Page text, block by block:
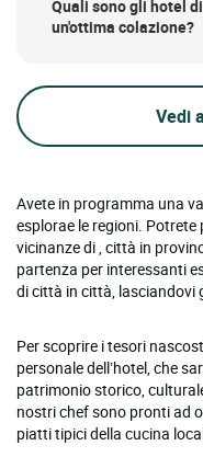
Quali sono gli hotel
un'ottima colazione?
Vedi
Avete in programma una
esplorae le regioni. Potrete
vicinanze di , città in
partenza per interessanti
di città in città, lasciandovi
Per scoprire i tesori
personale dell’hotel, che
patrimonio storico,
nostri chef sono pronti ad
piatti tipici della cucina